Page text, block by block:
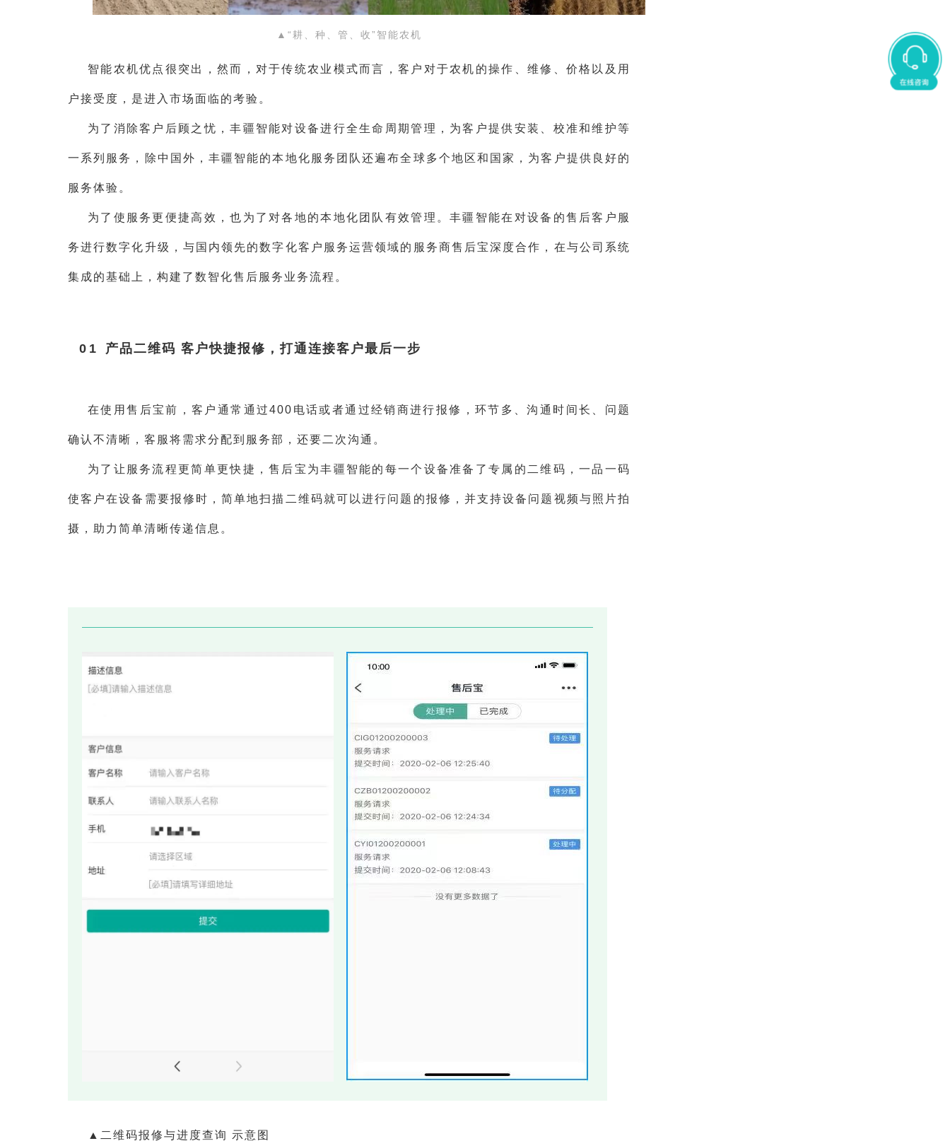
▲“耕、种、管、收”智能农机
智能农机优点很突出，然而，对于传统农业模式而言，客户对于农机的操作、维修、价格以及用
户接受度，是进入市场面临的考验。
为了消除客户后顾之忧，丰疆智能对设备进行全生命周期管理，为客户提供安装、校准和维护等
一系列服务，除中国外，丰疆智能的本地化服务团队还遍布全球多个地区和国家，为客户提供良好的
服务体验。
为了使服务更便捷高效，也为了对各地的本地化团队有效管理。丰疆智能在对设备的售后客户服
务进行数字化升级，与国内领先的数字化客户服务运营领域的服务商售后宝深度合作，在与公司系统
集成的基础上，构建了数智化售后服务业务流程。
01 产品二维码 客户快捷报修，打通连接客户最后一步
在使用售后宝前，客户通常通过400电话或者通过经销商进行报修，环节多、沟通时间长、问题
确认不清晰，客服将需求分配到服务部，还要二次沟通。
为了让服务流程更简单更快捷，售后宝为丰疆智能的每一个设备准备了专属的二维码，一品一码
使客户在设备需要报修时，简单地扫描二维码就可以进行问题的报修，并支持设备问题视频与照片拍
摄，助力简单清晰传递信息。
▲二维码报修与进度查询 示意图